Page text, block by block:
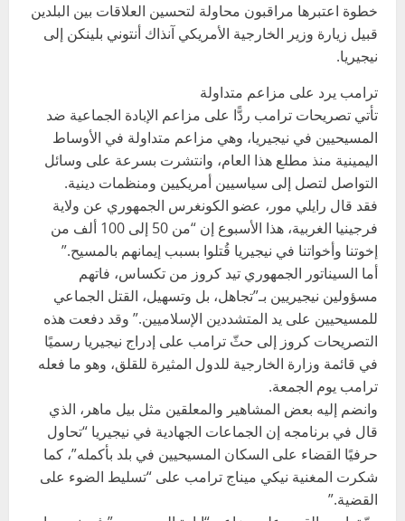
خطوة اعتبرها مراقبون محاولة لتحسين العلاقات بين البلدين
قبيل زيارة وزير الخارجية الأمريكي آنذاك أنتوني بلينكن إلى
نيجيريا.
ترامب يرد على مزاعم متداولة
تأتي تصريحات ترامب ردًّا على مزاعم الإبادة الجماعية ضد
المسيحيين في نيجيريا، وهي مزاعم متداولة في الأوساط
اليمينية منذ مطلع هذا العام، وانتشرت بسرعة على وسائل
التواصل لتصل إلى سياسيين أمريكيين ومنظمات دينية.
فقد قال رايلي مور، عضو الكونغرس الجمهوري عن ولاية
فرجينيا الغربية، هذا الأسبوع إن “من 50 إلى 100 ألف من
إخوتنا وأخواتنا في نيجيريا قُتلوا بسبب إيمانهم بالمسيح.”
أما السيناتور الجمهوري تيد كروز من تكساس، فاتهم
مسؤولين نيجيريين بـ”تجاهل، بل وتسهيل، القتل الجماعي
للمسيحيين على يد المتشددين الإسلاميين.” وقد دفعت هذه
التصريحات كروز إلى حثّ ترامب على إدراج نيجيريا رسميًا
في قائمة وزارة الخارجية للدول المثيرة للقلق، وهو ما فعله
ترامب يوم الجمعة.
وانضم إليه بعض المشاهير والمعلقين مثل بيل ماهر، الذي
قال في برنامجه إن الجماعات الجهادية في نيجيريا “تحاول
حرفيًا القضاء على السكان المسيحيين في بلد بأكمله”، كما
شكرت المغنية نيكي ميناج ترامب على “تسليط الضوء على
القضية.”